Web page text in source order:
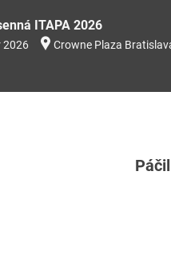
ITAPA 2026
2026 Crowne Plaza